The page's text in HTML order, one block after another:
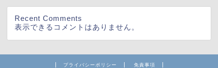
Recent Comments
表示できるコメントはありません。
プライバシーポリシー 免責事項